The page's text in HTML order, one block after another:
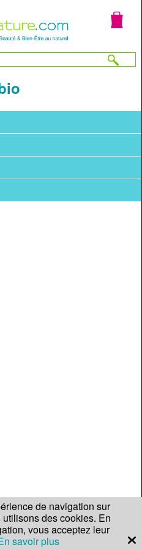
de navigation sur
des cookies. En
vous acceptez leur
savoir plus